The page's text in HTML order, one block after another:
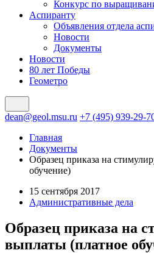
Конкурс по
Аспиранту
Объявления отдела
Новости
Документы
Новости
80 лет Победы
Геометро
dean@geol.msu.ru +7 (495) 939-29-
Главная
Документы
Образец приказа на
обучение)
15 сентября 2017
Административные дела
Образец приказа на
выплаты (платное